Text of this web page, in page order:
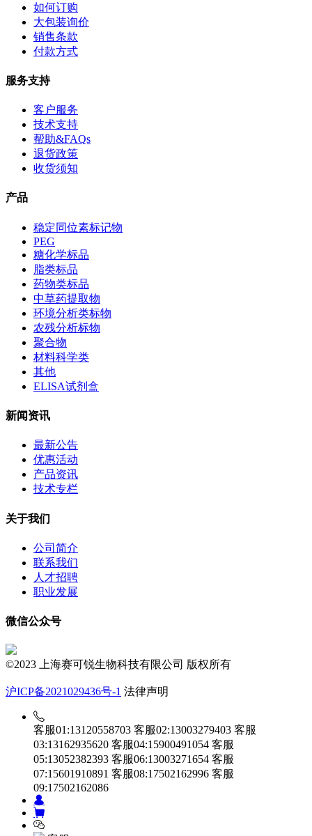
如何订购
大包装询价
销售条款
付款方式
服务支持
客户服务
技术支持
帮助&FAQs
退货政策
收货须知
产品
稳定同位素标记物
PEG
糖化学标品
脂类标品
药物类标品
中草药提取物
环境分析类标物
农残分析标物
聚合物
材料科学类
其他
ELISA试剂盒
新闻资讯
最新公告
优惠活动
产品资讯
技术专栏
关于我们
公司简介
联系我们
人才招聘
职业发展
微信公众号
©2023 上海赛可锐生物科技有限公司 版权所有
沪ICP备2021029436号-1 法律声明
客服01:13120558703 客服02:13003279403 客服
03:13162935620 客服04:15900491054 客服
05:13052382393 客服06:13003271654 客服
07:15601910891 客服08:17502162996 客服
09:17502162086